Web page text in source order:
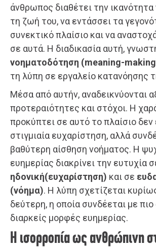
άνθρωπος διαθέτει την ικανότητα
τη ζωή του, να εντάσσει τα
συνεκτικό πλαίσιο και να
σε αυτά. Η διαδικασία αυτή,
νοηματοδότηση (meaning-
τη λύπη σε εργαλείο κατανόησης
Μέσα από αυτήν, αναδεικνύονται
προτεραιότητες και στόχοι. Η
προκύπτει σε αυτό το πλαίσιο δεν
στιγμιαία ευχαρίστηση, αλλά
βαθύτερη αίσθηση νοήματος. Η
ευημερίας διακρίνει την ευτυχία
ηδονική(ευχαρίστηση) και σε
(νόημα). Η λύπη σχετίζεται
δεύτερη, η οποία συνδέεται με
διαρκείς μορφές ευημερίας.
Η ισορροπία ως ανθρώπινη